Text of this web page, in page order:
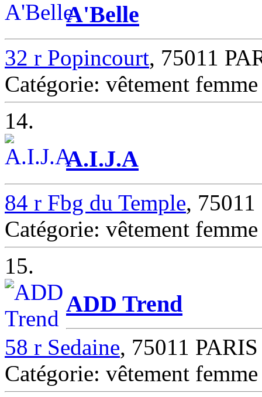
A'Belle
32 r Popincourt, 75011
Catégorie: vêtement
14.
A.I.J.A
84 r Fbg du Temple,
Catégorie: vêtement
15.
ADD Trend
58 r Sedaine, 75011 PARIS
Catégorie: vêtement